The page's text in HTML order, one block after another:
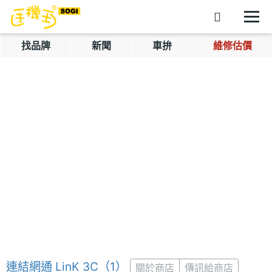
找品牌 新聞 車拚 維修估價
連結網通 LinK 3C（1） 關於商店 傳訊給商店